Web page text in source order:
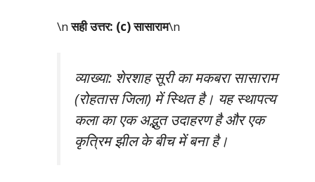
\nसही उत्तर: (c) सासाराम\n
व्याख्या: शेरशाह सूरी का मकबरा सासाराम
(रोहतास जिला) में स्थित है। यह स्थापत्य
कला का एक अद्भुत उदाहरण है और एक
कृत्रिम झील के बीच में बना है।